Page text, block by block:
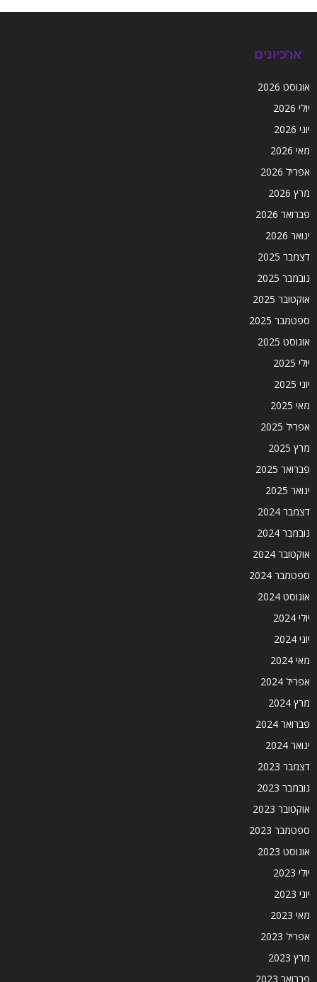
ארכיונים
אוגוסט 2026
יולי 2026
יוני 2026
מאי 2026
אפריל 2026
מרץ 2026
פברואר 2026
ינואר 2026
דצמבר 2025
נובמבר 2025
אוקטובר 2025
ספטמבר 2025
אוגוסט 2025
יולי 2025
יוני 2025
מאי 2025
אפריל 2025
מרץ 2025
פברואר 2025
ינואר 2025
דצמבר 2024
נובמבר 2024
אוקטובר 2024
ספטמבר 2024
אוגוסט 2024
יולי 2024
יוני 2024
מאי 2024
אפריל 2024
מרץ 2024
פברואר 2024
ינואר 2024
דצמבר 2023
נובמבר 2023
אוקטובר 2023
ספטמבר 2023
אוגוסט 2023
יולי 2023
יוני 2023
מאי 2023
אפריל 2023
מרץ 2023
פברואר 2023